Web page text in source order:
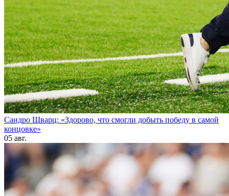
Сандро Шварц: «Здорово, что смогли добыть победу в самой
концовке»
05 авг.